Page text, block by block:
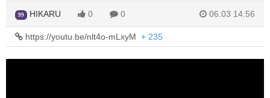
99 HIKARU 0 0 06.03 14:56
https://youtu.be/nlt4o-mLxyM + 235